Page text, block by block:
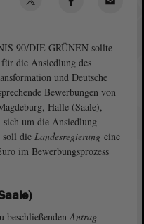
90/DIE GRÜNEN sollte
die Ansiedlung des
und Deutsche
Bewerbungen von
Halle (Saale),
sich um die Ansiedlung
soll die Landesregierung eine
im Bewerbungsprozess
beschließendenAntrag